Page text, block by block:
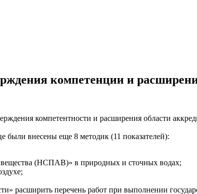
компетенции и
компетентности и расширения области
были внесены еще 8 методик (11 показателей):
(НСПАВ)» в природных и сточных водах;
перечень работ при выполнении